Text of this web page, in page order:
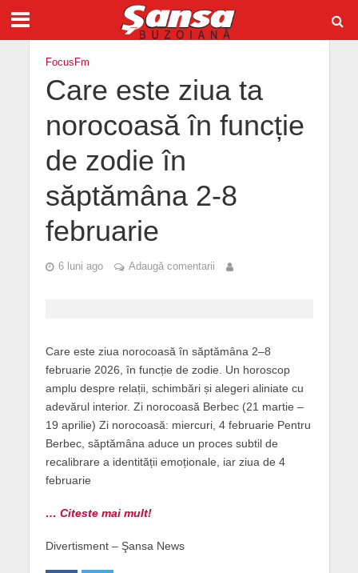
FocusFm
Care este ziua ta
norocoasă în funcție
de zodie în
săptămâna 2-8
februarie
6 luni ago Adaugă comentarii
Care este ziua norocoasă în săptămâna 2–8
februarie 2026, în funcție de zodie. Un horoscop
amplu despre relații, schimbări și alegeri aliniate cu
adevărul interior. Zi norocoasă Berbec (21 martie –
19 aprilie) Zi norocoasă: miercuri, 4 februarie Pentru
Berbec, săptămâna aduce un proces subtil de
recalibrare a identității emoționale, iar ziua de 4
februarie
… Citeste mai mult!
Divertisment – Şansa News